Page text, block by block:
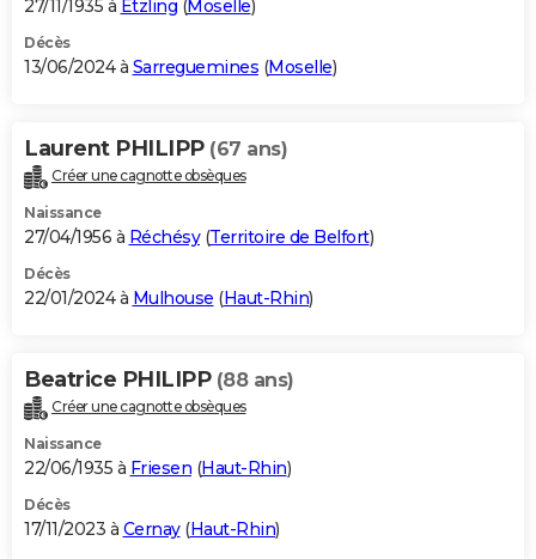
27/11/1935 à Etzling (Moselle)
Décès
13/06/2024 à Sarreguemines (Moselle)
Laurent PHILIPP (67 ans)
Créer une cagnotte obsèques
Naissance
27/04/1956 à Réchésy(Territoire de Belfort)
Décès
22/01/2024 à Mulhouse (Haut-Rhin)
Beatrice PHILIPP (88 ans)
Créer une cagnotte obsèques
Naissance
22/06/1935 à Friesen (Haut-Rhin)
Décès
17/11/2023 à Cernay(Haut-Rhin)